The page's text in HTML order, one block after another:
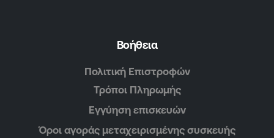
Βοήθεια
Πολιτική Επιστροφών
Τρόποι Πληρωμής
Εγγύηση επισκευών
Όροι αγοράς μεταχειρισμένης συσκευής